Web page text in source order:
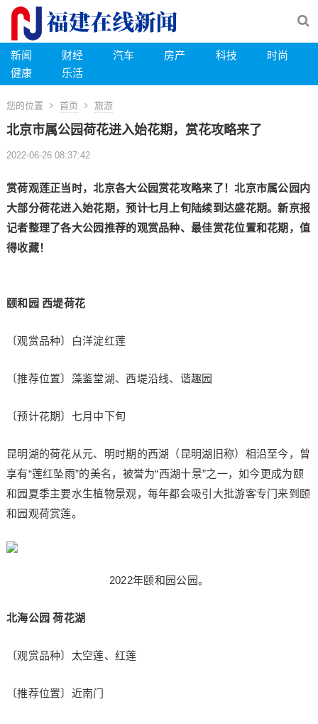
新闻 财经 汽车 房产 科技
时尚
健康
乐活
您的位置 首页 旅游
北京市属公园荷花进入始花期，赏花攻略来了
2022-06-26 08:37:42
赏荷观莲正当时，北京各大公园赏花攻略来了！北京市属公园内
大部分荷花进入始花期，预计七月上旬陆续到达盛花期。新京报
记者整理了各大公园推荐的观赏品种、最佳赏花位置和花期，值
得收藏！
颐和园 西堤荷花
〔观赏品种〕白洋淀红莲
〔推荐位置〕藻鉴堂湖、西堤沿线、谐趣园
〔预计花期〕七月中下旬
昆明湖的荷花从元、明时期的西湖（昆明湖旧称）相沿至今，曾
享有“莲红坠雨”的美名，被誉为“西湖十景”之一，如今更成为颐
和园夏季主要水生植物景观，每年都会吸引大批游客专门来到颐
和园观荷赏莲。
2022年颐和园公园。
北海公园 荷花湖
〔观赏品种〕太空莲、红莲
〔推荐位置〕近南门